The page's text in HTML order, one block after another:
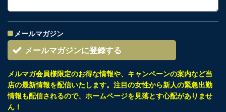
メールマガジン
メールマガジンに登録する
メルマガ会員様限定のお得な情報や、キャンペーンの案内など当
店の最新情報を配信いたします。注目の女性から新人の緊急出勤
情報も配信されるので、ホームページを見落とす心配がありませ
ん！